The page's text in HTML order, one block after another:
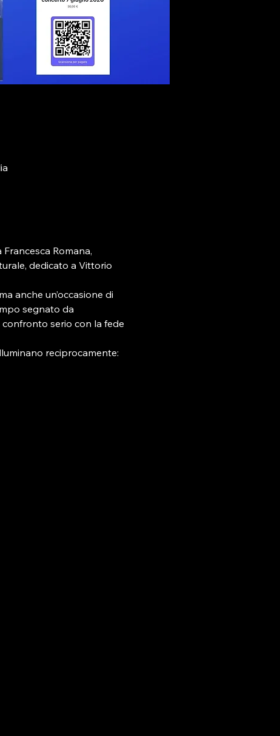
Romana,
dedicato a Vittorio
anche un’occasione di
segnato da
serio con la fede
reciprocamente: